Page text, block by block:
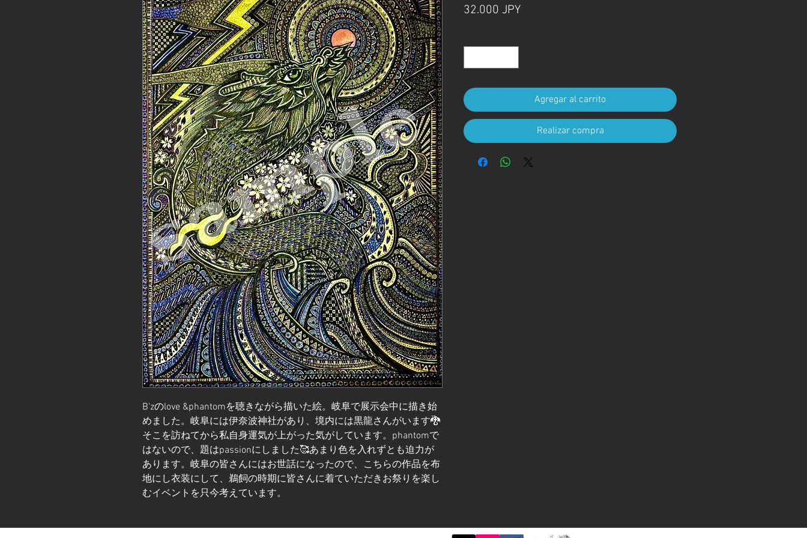
B'zのlove &phantomを聴きながら描いた絵。岐阜で展示会中に描き始
めました。岐阜には伊奈波神社があり、境内には黒龍さんがいます🐉
そこを訪ねてから私自身運気が上がった気がしています。phantomで
はないので、題はpassionにしました🥰あまり色を入れずとも迫力が
あります。岐阜の皆さんにはお世話になったので、こちらの作品を布
地にし衣装にして、鵜飼の時期に皆さんに着ていただきお祭りを楽し
むイベントを只今考えています。
32.000 JPYPrecio
Agregar al carrito
Realizar compra